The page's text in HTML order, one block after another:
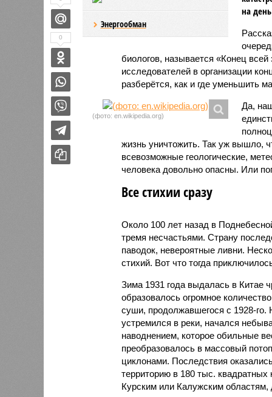
Энергообман
на
биологов, называется «Конец
исследователей в организации
разберётся, как и где уменьшить
(фото: en.wikipedia.org)
Да,
жизнь уничтожить. Так уж вышло,
всевозможные геологические,
человека довольно опасны. Или
Все стихии сразу
Около 100 лет назад в
тремя несчастьями. Страну
паводок, невероятные ливни.
стихий. Вот что тогда
Зима 1931 года выдалась в Китае
образовалось огромное
суши, продолжавшегося с 1928-го.
устремился в реки, начался
наводнением, которое обильные
преобразовалось в массовый
циклонами. Последствия
территорию в 180 тыс.
Курским или Калужским областям,
0